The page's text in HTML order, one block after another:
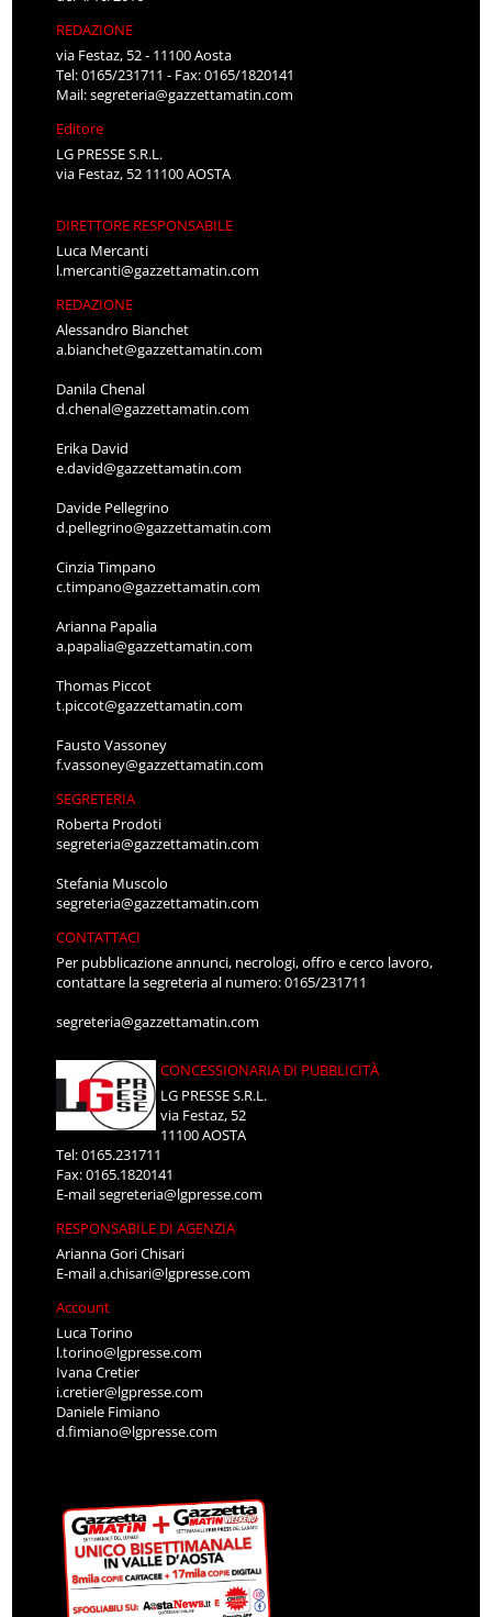
REDAZIONE
via Festaz, 52 - 11100 Aosta
Tel: 0165/231711 - Fax: 0165/1820141
Mail:segreteria@gazzettamatin.com
Editore
LG PRESSE S.R.L.
via Festaz, 52 11100 AOSTA
DIRETTORE RESPONSABILE
Luca Mercanti
l.mercanti@gazzettamatin.com
REDAZIONE
Alessandro Bianchet
a.bianchet@gazzettamatin.com
Danila Chenal
d.chenal@gazzettamatin.com
Erika David
e.david@gazzettamatin.com
Davide Pellegrino
d.pellegrino@gazzettamatin.com
Cinzia Timpano
c.timpano@gazzettamatin.com
Arianna Papalia
a.papalia@gazzettamatin.com
Thomas Piccot
t.piccot@gazzettamatin.com
Fausto Vassoney
f.vassoney@gazzettamatin.com
SEGRETERIA
Roberta Prodoti
segreteria@gazzettamatin.com
Stefania Muscolo
segreteria@gazzettamatin.com
CONTATTACI
Per pubblicazione annunci, necrologi, offro e cerco lavoro,
contattare la segreteria al numero: 0165/231711
segreteria@gazzettamatin.com
CONCESSIONARIA DI PUBBLICITÀ
LG PRESSE S.R.L.
via Festaz, 52
11100 AOSTA
Tel: 0165.231711
Fax: 0165.1820141
E-mailsegreteria@lgpresse.com
RESPONSABILE DI AGENZIA
Arianna Gori Chisari
E-maila.chisari@lgpresse.com
Account
Luca Torino
l.torino@lgpresse.com
Ivana Cretier
i.cretier@lgpresse.com
Daniele Fimiano
d.fimiano@lgpresse.com